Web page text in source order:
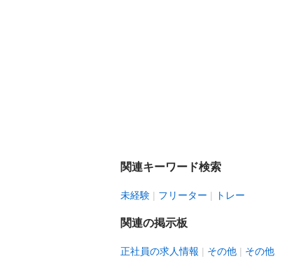
関連キーワード検索
未経験 フリーター トレー
関連の掲示板
正社員の求人情報 その他 その他